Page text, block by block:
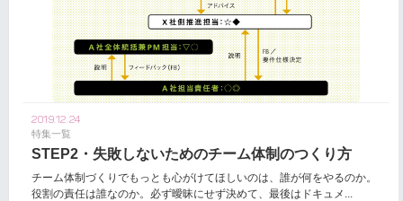
2019.12.24
特集一覧
STEP2・失敗しないためのチーム体制のつくり方
チーム体制づくりでもっとも心がけてほしいのは、誰が何をやるのか。
役割の責任は誰なのか。必ず曖昧にせず決めて、最後はドキュメ...